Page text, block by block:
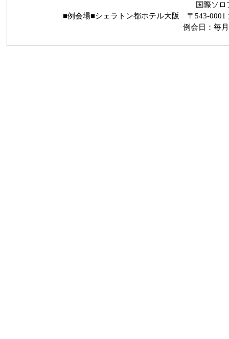
国際ソ
■例会場■シェラトン都ホテル大阪 〒543-
例会日：毎